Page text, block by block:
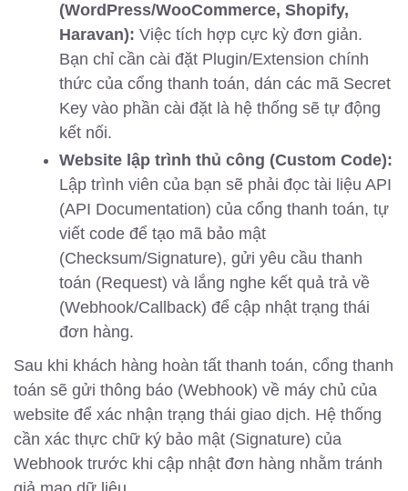
(WordPress/WooCommerce, Shopify,
Haravan): Việc tích hợp cực kỳ đơn giản.
Bạn chỉ cần cài đặt Plugin/Extension chính
thức của cổng thanh toán, dán các mã Secret
Key vào phần cài đặt là hệ thống sẽ tự động
kết nối.
Website lập trình thủ công (Custom Code):
Lập trình viên của bạn sẽ phải đọc tài liệu API
(API Documentation) của cổng thanh toán, tự
viết code để tạo mã bảo mật
(Checksum/Signature), gửi yêu cầu thanh
toán (Request) và lắng nghe kết quả trả về
(Webhook/Callback) để cập nhật trạng thái
đơn hàng.
Sau khi khách hàng hoàn tất thanh toán, cổng thanh
toán sẽ gửi thông báo (Webhook) về máy chủ của
website để xác nhận trạng thái giao dịch. Hệ thống
cần xác thực chữ ký bảo mật (Signature) của
Webhook trước khi cập nhật đơn hàng nhằm tránh